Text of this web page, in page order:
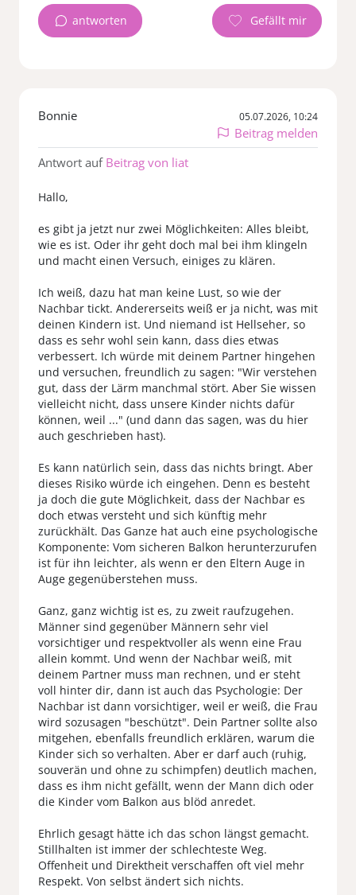
antworten
Bonnie 05.07.2026, 10:24
Beitrag melden
Antwort auf Beitrag von liat
Hallo,
es gibt ja jetzt nur zwei Möglichkeiten: Alles bleibt,
wie es ist. Oder ihr geht doch mal bei ihm klingeln
und macht einen Versuch, einiges zu klären.
Ich weiß, dazu hat man keine Lust, so wie der
Nachbar tickt. Andererseits weiß er ja nicht, was mit
deinen Kindern ist. Und niemand ist Hellseher, so
dass es sehr wohl sein kann, dass dies etwas
verbessert. Ich würde mit deinem Partner hingehen
und versuchen, freundlich zu sagen: "Wir verstehen
gut, dass der Lärm manchmal stört. Aber Sie wissen
vielleicht nicht, dass unsere Kinder nichts dafür
können, weil ..." (und dann das sagen, was du hier
auch geschrieben hast).
Es kann natürlich sein, dass das nichts bringt. Aber
dieses Risiko würde ich eingehen. Denn es besteht
ja doch die gute Möglichkeit, dass der Nachbar es
doch etwas versteht und sich künftig mehr
zurückhält. Das Ganze hat auch eine psychologische
Komponente: Vom sicheren Balkon herunterzurufen
ist für ihn leichter, als wenn er den Eltern Auge in
Auge gegenüberstehen muss.
Ganz, ganz wichtig ist es, zu zweit raufzugehen.
Männer sind gegenüber Männern sehr viel
vorsichtiger und respektvoller als wenn eine Frau
allein kommt. Und wenn der Nachbar weiß, mit
deinem Partner muss man rechnen, und er steht
voll hinter dir, dann ist auch das Psychologie: Der
Nachbar ist dann vorsichtiger, weil er weiß, die Frau
wird sozusagen "beschützt". Dein Partner sollte also
mitgehen, ebenfalls freundlich erklären, warum die
Kinder sich so verhalten. Aber er darf auch (ruhig,
souverän und ohne zu schimpfen) deutlich machen,
dass es ihm nicht gefällt, wenn der Mann dich oder
die Kinder vom Balkon aus blöd anredet.
Ehrlich gesagt hätte ich das schon längst gemacht.
Stillhalten ist immer der schlechteste Weg.
Offenheit und Direktheit verschaffen oft viel mehr
Respekt. Von selbst ändert sich nichts.